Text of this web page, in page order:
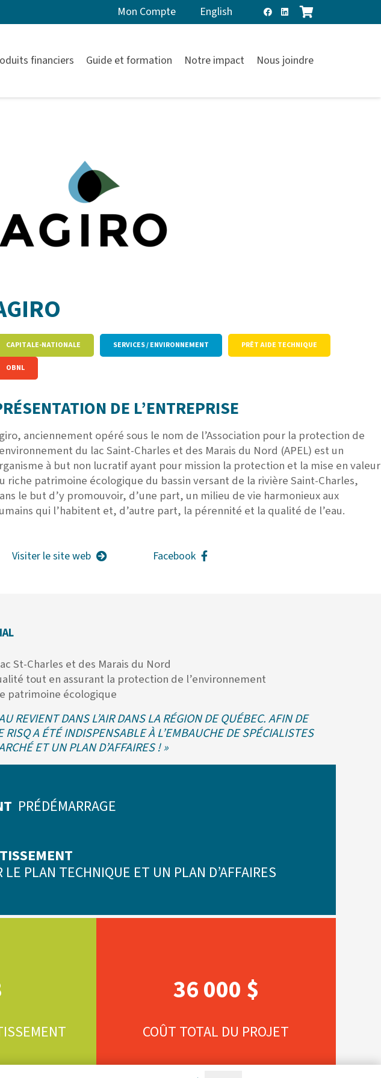
Mon Compte English
financiers Guide et formation Notre impact Nous joindre
CAPITALE-NATIONALE SERVICES / ENVIRONNEMENT PRÊT AIDE TECHNIQUE
OBNL
DE L’ENTREPRISE
anciennement opéré sous le nom de l’Association pour la protection de
du lac Saint-Charles et des Marais du Nord (APEL) est un
à but non lucratif ayant pour mission la protection et la mise en valeur
riche patrimoine écologique du bassin versant de la rivière Saint-Charles,
le but d’y promouvoir, d’une part, un milieu de vie harmonieux aux
qui l’habitent et, d’autre part, la pérennité et la qualité de l’eau.
Visiter le site web Facebook
St-Charles et des Marais du Nord
tout en assurant la protection de l’environnement
patrimoine écologique
REVIENT DANS L’AIR DANS LA RÉGION DE QUÉBEC. AFIN DE
A ÉTÉ INDISPENSABLE À L’EMBAUCHE DE SPÉCIALISTES
ET UN PLAN D’AFFAIRES ! »
PRÉDÉMARRAGE
PLAN TECHNIQUE ET UN PLAN D’AFFAIRES
36 000 $
COÛT TOTAL DU PROJET